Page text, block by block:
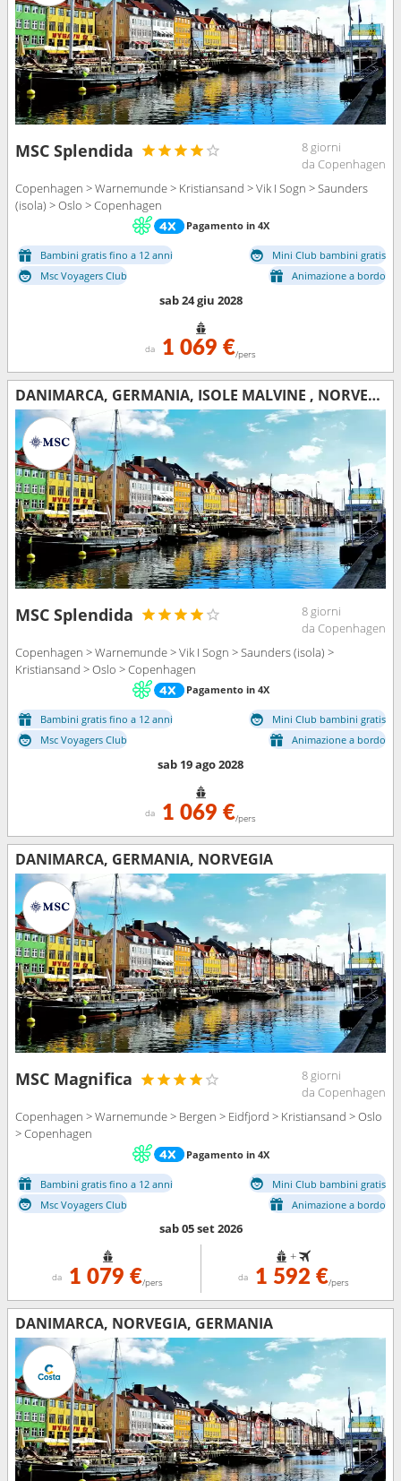
MSC Splendida
8 giorni
da Copenhagen
Copenhagen > Warnemunde > Kristiansand > Vik I Sogn > Saunders
(isola) > Oslo > Copenhagen
Pagamento in 4X
Bambini gratis fino a 12 anni
Mini Club bambini gratis
Msc Voyagers Club
Animazione a bordo
sab 24 giu 2028
da 1 069 €/pers
DANIMARCA, GERMANIA, ISOLE MALVINE , NORVEGIA
MSC Splendida
8 giorni
da Copenhagen
Copenhagen > Warnemunde > Vik I Sogn > Saunders (isola) >
Kristiansand > Oslo > Copenhagen
Pagamento in 4X
Bambini gratis fino a 12 anni
Mini Club bambini gratis
Msc Voyagers Club
Animazione a bordo
sab 19 ago 2028
da 1 069 €/pers
DANIMARCA, GERMANIA, NORVEGIA
MSC Magnifica
8 giorni
da Copenhagen
Copenhagen > Warnemunde > Bergen > Eidfjord > Kristiansand > Oslo
> Copenhagen
Pagamento in 4X
Bambini gratis fino a 12 anni
Mini Club bambini gratis
Msc Voyagers Club
Animazione a bordo
sab 05 set 2026
da 1 079 €/pers
+
da 1 592 €/pers
DANIMARCA, NORVEGIA, GERMANIA